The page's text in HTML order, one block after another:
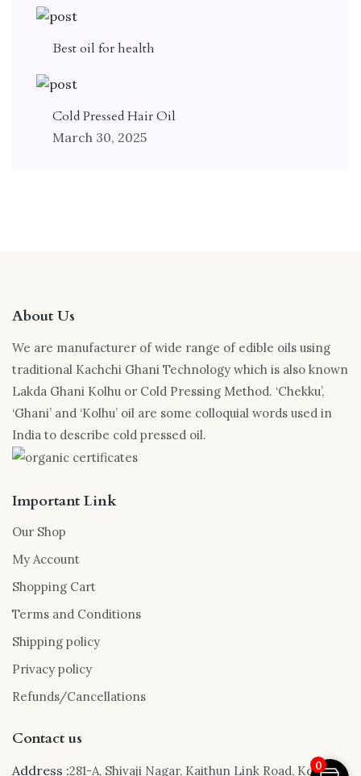
Best oil for health
Cold Pressed Hair Oil
March 30, 2025
About Us
We are manufacturer of wide range of edible oils using
traditional Kachchi Ghani Technology which is also known
Lakda Ghani Kolhu or Cold Pressing Method. ‘Chekku’,
‘Ghani’ and ‘Kolhu’ oil are some colloquial words used in
India to describe cold pressed oil.
Important Link
Our Shop
My Account
Shopping Cart
Terms and Conditions
Shipping policy
Privacy policy
Refunds/Cancellations
Contact us
Address :281-A, Shivaji Nagar, Kaithun Link Road, Kota,
0